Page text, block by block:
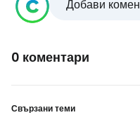
Добави
0 коментари
Свързани теми